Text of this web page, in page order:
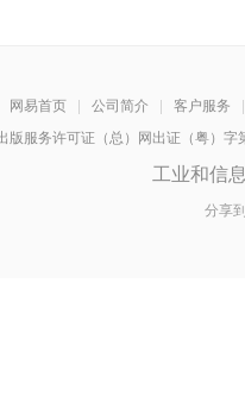
网易首页 | 公司简介 | 客户服务
|
版服务许可证（总）网出证（粤）
工业和信
分享